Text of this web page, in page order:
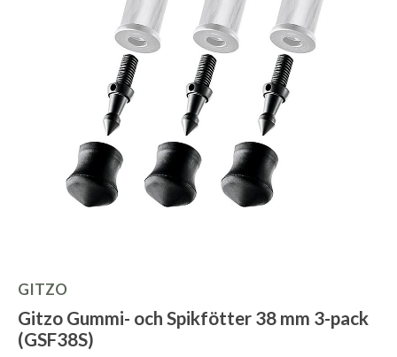
GITZO
Gitzo Gummi- och Spikfötter 38 mm 3-pack
(GSF38S)